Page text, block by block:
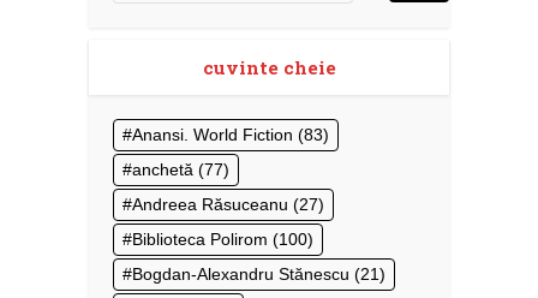
cuvinte cheie
Anansi. World Fiction (83)
anchetă (77)
Andreea Răsuceanu (27)
Biblioteca Polirom (100)
Bogdan-Alexandru Stănescu (21)